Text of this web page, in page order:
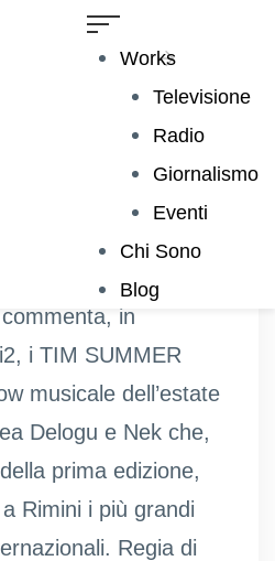
Works
Televisione
Radio
Giornalismo
Eventi
Chi Sono
Blog
raiplaysound.it
in
i TIM SUMMER
musicale dell’estate
Delogu e Nek che,
prima edizione,
Rimini i più grandi
Regia di